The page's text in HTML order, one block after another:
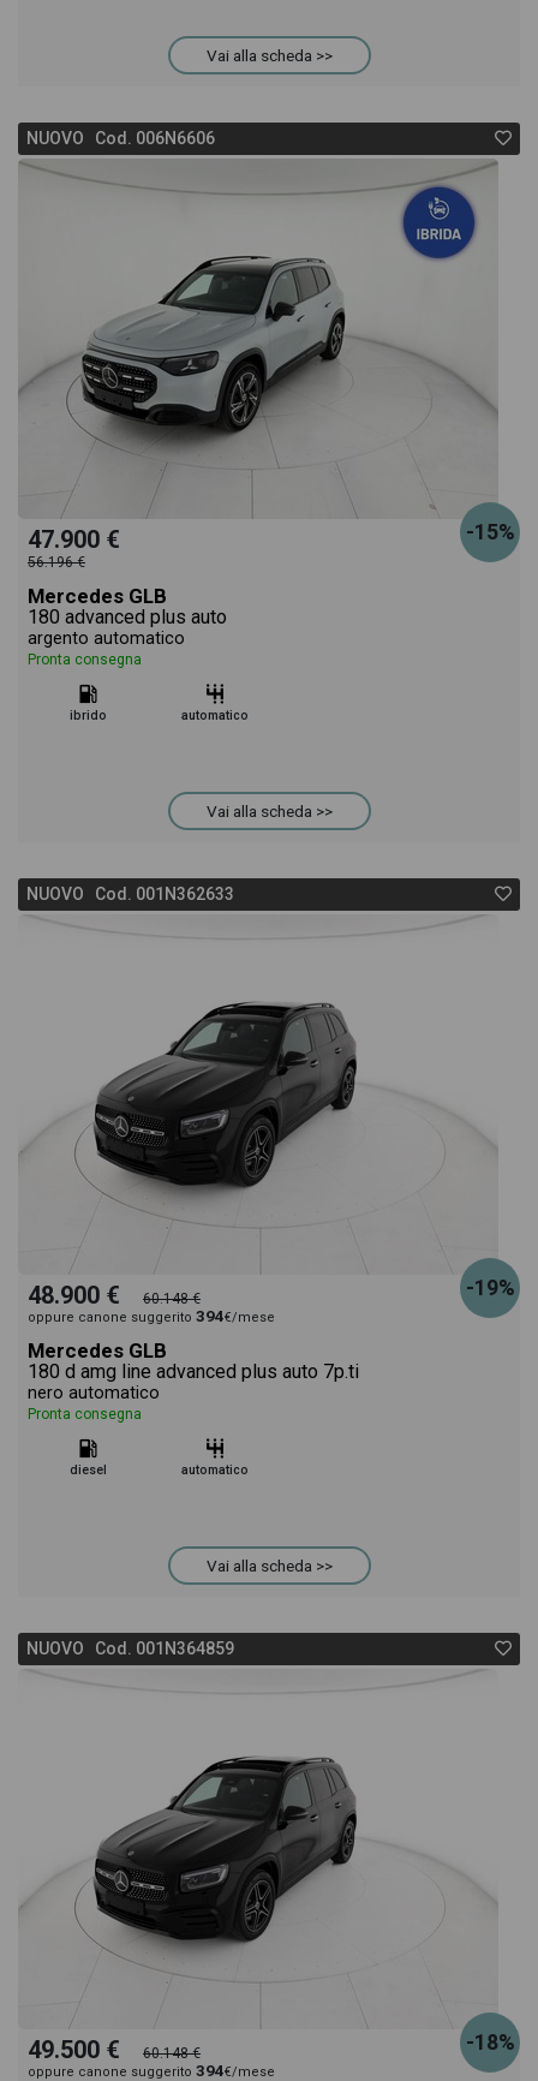
consigliata per l'acquisto del veicolo.
Vai alla scheda >>
NUOVO Cod. 006N6606
-15%
47.900 €
56.196 €
Mercedes GLB
180 advanced plus auto
argento automatico
Pronta consegna
ibrido automatico
Vai alla scheda >>
NUOVO Cod. 001N362633
-19%
48.900 € 60.148 €
oppure canone suggerito 394€/mese
Mercedes GLB
180 d amg line advanced plus auto 7p.ti
nero automatico
Pronta consegna
diesel automatico
Vai alla scheda >>
NUOVO Cod. 001N364859
-18%
49.500 € 60.148 €
oppure canone suggerito 394€/mese